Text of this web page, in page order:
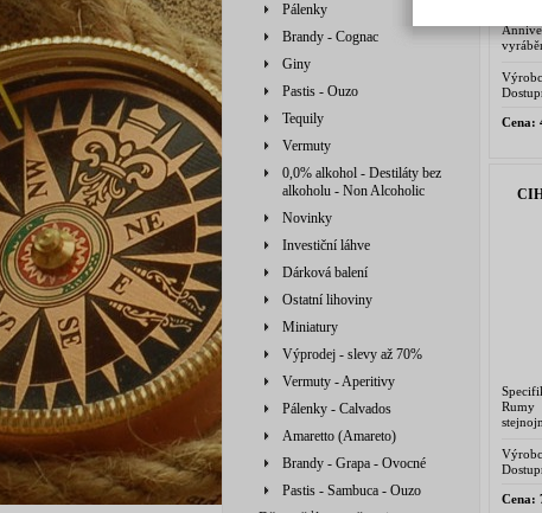
Pálenky
Brandy - Cognac
Giny
Pastis - Ouzo
Tequily
Vermuty
0,0% alkohol - Destiláty bez
alkoholu - Non Alcoholic
Novinky
Investiční láhve
Dárková balení
Ostatní lihoviny
Miniatury
Výprodej - slevy až 70%
Vermuty - Aperitivy
Pálenky - Calvados
Amaretto (Amareto)
Brandy - Grapa - Ovocné
Pastis - Sambuca - Ouzo
Cena:
Cena: